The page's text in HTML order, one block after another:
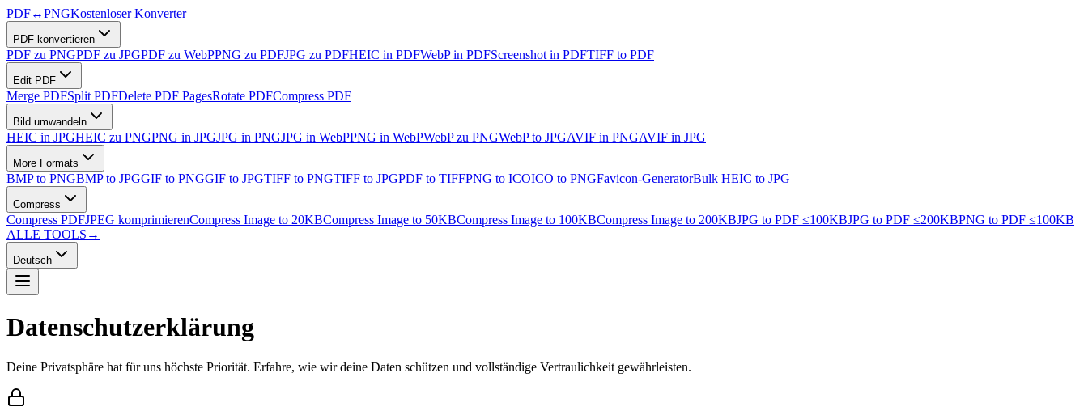
PDF↔PNGKostenloser Konverter
PDF konvertieren
PDF zu PNGPDF zu JPGPDF zu WebPPNG zu PDFJPG zu PDFHEIC in PDFWebP in PDFScreenshot in PDFTIFF to PDF
Edit PDF
Merge PDFSplit PDFDelete PDF PagesRotate PDFCompress PDF
Bild umwandeln
HEIC in JPGHEIC zu PNGPNG in JPGJPG in PNGJPG in WebPPNG in WebPWebP zu PNGWebP to JPGAVIF in PNGAVIF in JPG
More Formats
BMP to PNGBMP to JPGGIF to PNGGIF to JPGTIFF to PNGTIFF to JPGPDF to TIFFPNG to ICOICO to PNGFavicon-GeneratorBulk HEIC to JPG
Compress
Compress PDFJPEG komprimierenCompress Image to 20KBCompress Image to 50KBCompress Image to 100KBCompress Image to 200KBJPG to PDF ≤100KBJPG to PDF ≤200KBPNG to PDF ≤100KB
ALLE TOOLS →
Deutsch
Datenschutzerklärung
Deine Privatsphäre hat für uns höchste Priorität. Erfahre, wie wir deine Daten schützen und vollständige Vertraulichkeit gewährleisten.